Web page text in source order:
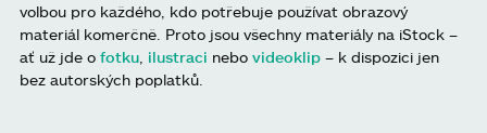
volbou pro každého, kdo potřebuje používat obrazový
materiál komerčně. Proto jsou všechny materiály na iStock –
ať už jde o fotku ilustraci nebo videoklip – k dispozici jen
bez autorských poplatků.